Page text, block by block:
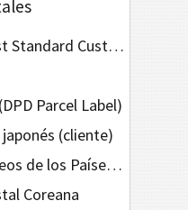
Australian Post Standard Customer
Parcel Label)
(cliente)
KIX (TNT Correos de los Países Bajos)
Coreana